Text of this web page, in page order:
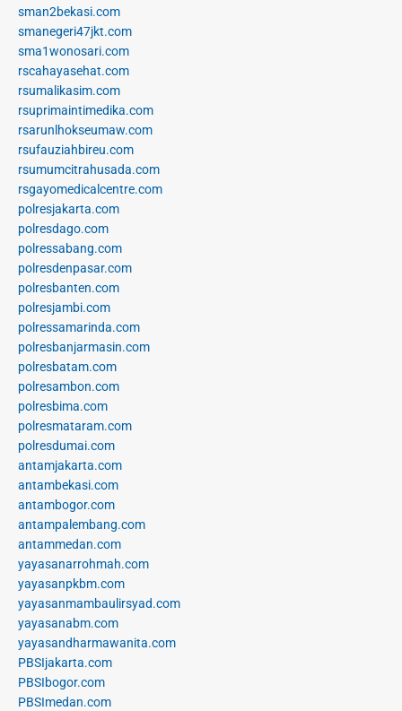
sman2bekasi.com
smanegeri47jkt.com
sma1wonosari.com
rscahayasehat.com
rsumalikasim.com
rsuprimaintimedika.com
rsarunlhokseumaw.com
rsufauziahbireu.com
rsumumcitrahusada.com
rsgayomedicalcentre.com
polresjakarta.com
polresdago.com
polressabang.com
polresdenpasar.com
polresbanten.com
polresjambi.com
polressamarinda.com
polresbanjarmasin.com
polresbatam.com
polresambon.com
polresbima.com
polresmataram.com
polresdumai.com
antamjakarta.com
antambekasi.com
antambogor.com
antampalembang.com
antammedan.com
yayasanarrohmah.com
yayasanpkbm.com
yayasanmambaulirsyad.com
yayasanabm.com
yayasandharmawanita.com
PBSIjakarta.com
PBSIbogor.com
PBSImedan.com